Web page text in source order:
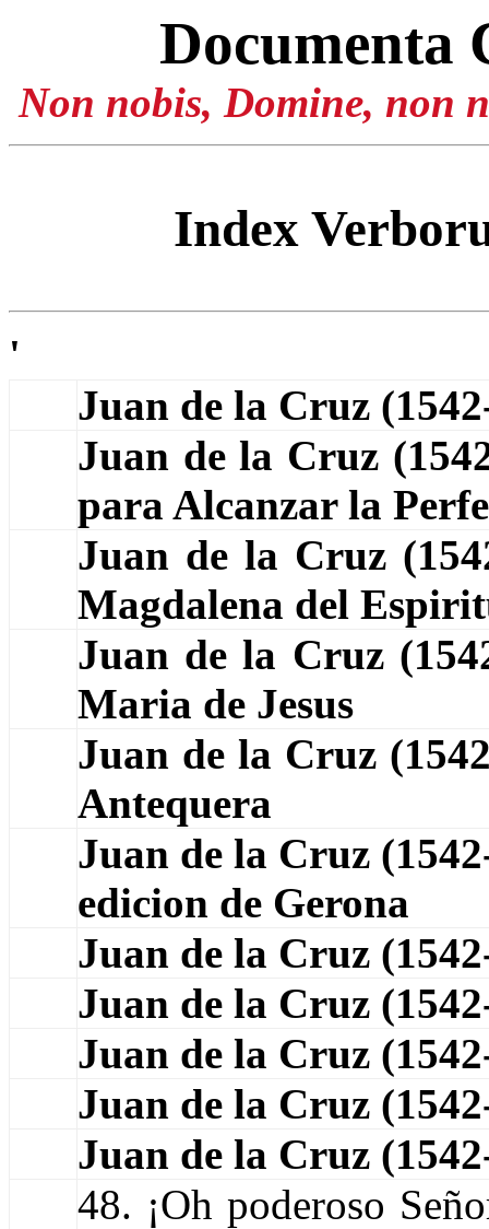
Documenta
Non nobis, Domine, non
Index
'
Juan de la Cruz
Juan de la Cruz
para Alcanzar la
Juan de la Cruz
Magdalena del
Juan de la Cruz
Maria de Jesus
Juan de la Cruz
Antequera
Juan de la Cruz
edicion de Gerona
Juan de la Cruz
Juan de la Cruz
Juan de la Cruz
Juan de la Cruz
Juan de la Cruz
48. ¡Oh poderoso